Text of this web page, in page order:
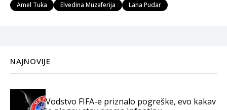
Amel Tuka Elvedina Muzaferija Lana Pudar
NAJNOVIJE
Vodstvo FIFA-e priznalo pogreške, evo kakav